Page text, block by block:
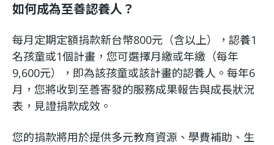
如何成為至善認養人？
每月定期定額捐款新台幣800元（含以上），認養1
名孩童或1個計畫，您可選擇月繳或年繳（每年
9,600元），即為該孩童或該計畫的認養人。每年6
月，您將收到至善寄發的服務成果報告與成長狀況
表，見證捐款成效。
您的捐款將用於提供多元教育資源、學費補助、生